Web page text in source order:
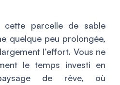
cette parcelle de sable
quelque peu prolongée,
l’effort. Vous ne
le temps investi en
de rêve, où